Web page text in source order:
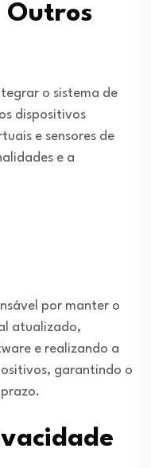
Outros
o sistema de
dispositivos
e sensores de
e a
por manter o
atualizado,
e realizando a
garantindo o